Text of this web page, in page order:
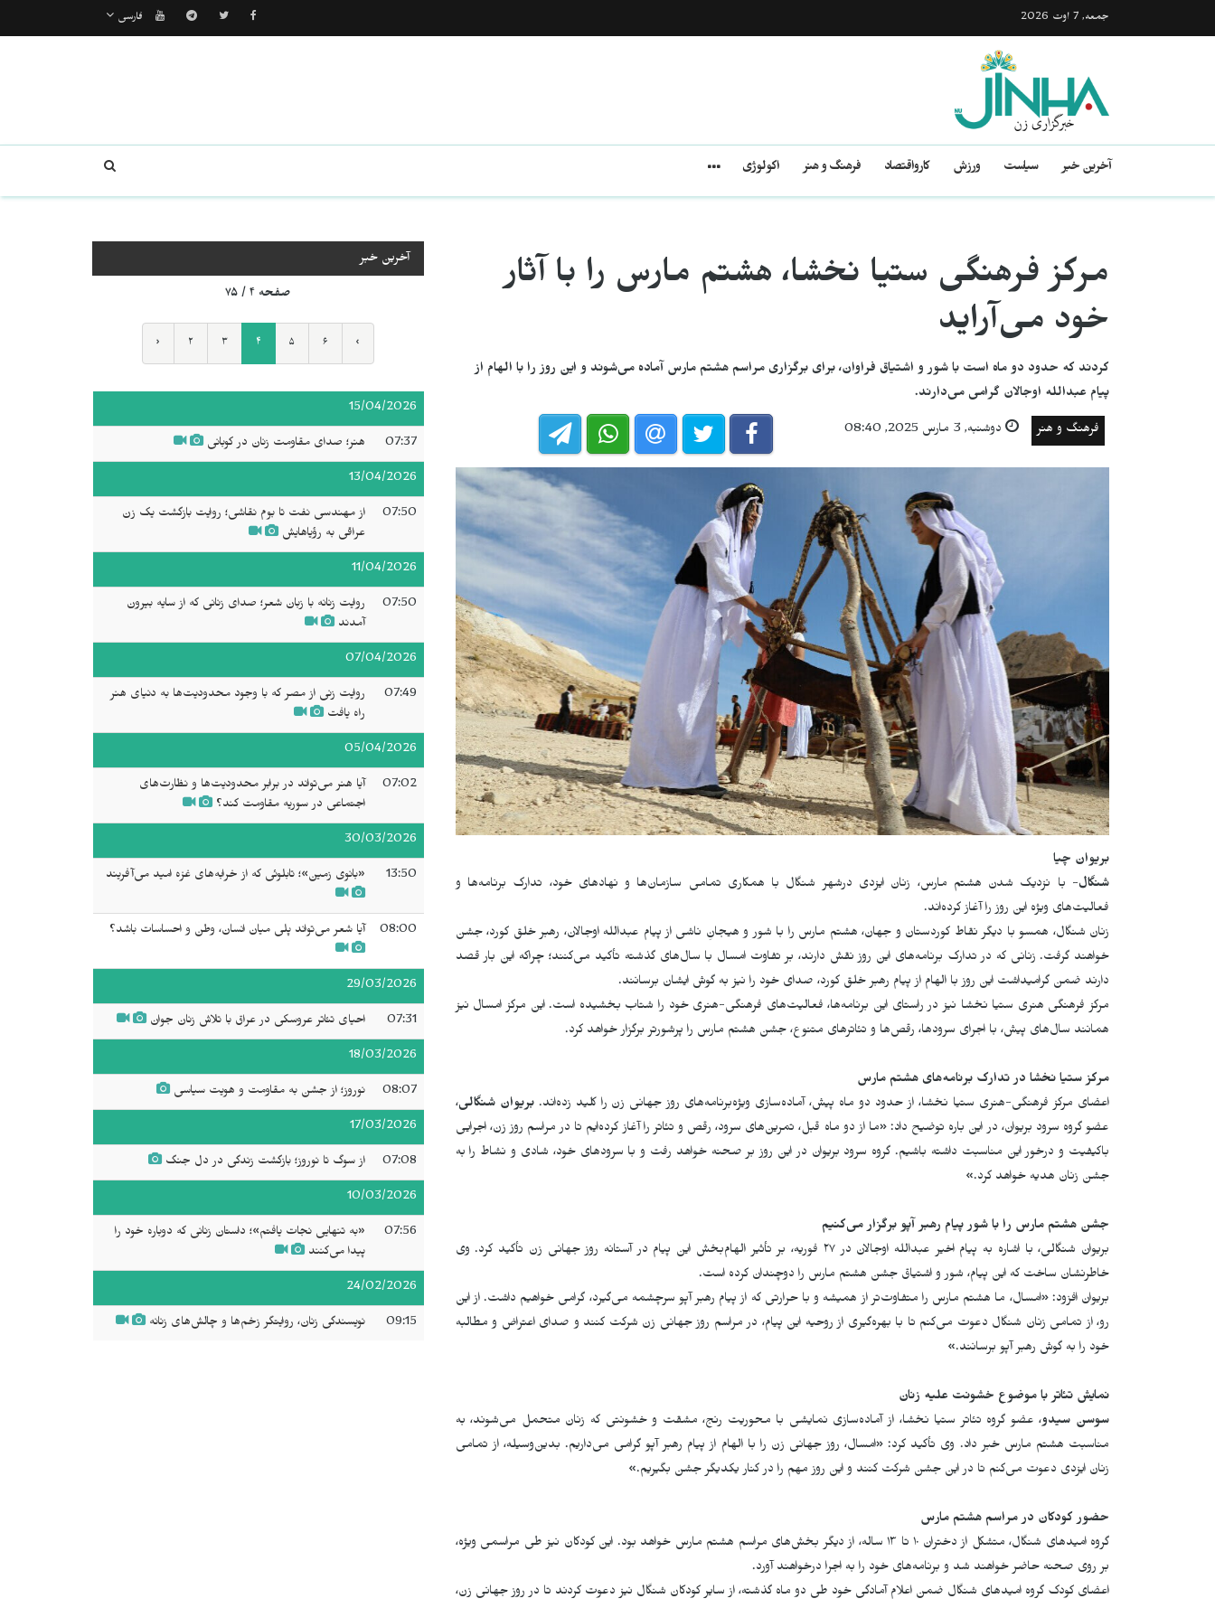
جمعه, 7 اوت 2026 فارسی
آخرین خبر سیاست ورزش کارواقتصاد فرهنگ و هنر اکولوژی
مرکز فرهنگی ستیا نخشا، هشتم مارس را با آثار
خود می‌آراید
کردند که حدود دو ماه است با شور و اشتیاق فراوان، برای برگزاری مراسم هشتم مارس آماده می‌شوند و این روز را با الهام از
پیام عبدالله اوجالان گرامی می‌دارند.
فرهنگ و هنر دوشنبه, 3 مارس 2025, 08:40
بریوان چیا
شنگال- با نزدیک شدن هشتم مارس، زنان ایزدی درشهر شنگال با همکاری تمامی سازمان‌ها و نهادهای خود، تدارک برنامه‌ها و
فعالیت‌های ویژه این روز را آغاز کرده‌اند.
زنان شنگال، همسو با دیگر نقاط کوردستان و جهان، هشتم مارس را با شور و هیجانِ ناشی از پیام عبدالله اوجالان، رهبر خلق کورد، جشن
خواهند گرفت. زنانی که در تدارک برنامه‌های این روز نقش دارند، بر تفاوت امسال با سال‌های گذشته تأکید می‌کنند؛ چراکه این بار قصد
دارند ضمن گرامیداشت این روز با الهام از پیام رهبر خلق کورد، صدای خود را نیز به گوش ایشان برسانند.
مرکز فرهنگی هنری ستیا نخشا نیز در راستای این برنامه‌ها، فعالیت‌های فرهنگی-هنری خود را شتاب بخشیده است. این مرکز امسال نیز
همانند سال‌های پیش، با اجرای سرودها، رقص‌ها و تئاترهای متنوع، جشن هشتم مارس را پرشورتر برگزار خواهد کرد.
مرکز ستیا نخشا در تدارک برنامه‌های هشتم مارس
اعضای مرکز فرهنگی-هنری ستیا نخشا، از حدود دو ماه پیش، آماده‌سازی ویژه‌برنامه‌های روز جهانی زن را کلید زده‌اند.بریوان شنگالی،
عضو گروه سرود بریوان، در این باره توضیح داد:
»ما از دو ماه قبل، تمرین‌های سرود، رقص و تئاتر را آغاز کرده‌ایم تا در مراسم روز زن، اجرایی
باکیفیت و درخور این مناسبت داشته باشیم. گروه سرود بریوان در این روز بر صحنه خواهد رفت و با سرودهای خود، شادی و نشاط را به
جشن زنان هدیه خواهد کرد«.
جشن هشتم مارس را با شور پیام رهبر آپو برگزار می‌کنیم
بریوان شنگالی، با اشاره به پیام اخیر عبدالله اوجالان در ٢٧ فوریه، بر تأثیر الهام‌بخش این پیام در آستانه روز جهانی زن تأکید کرد. وی
خاطرنشان ساخت که این پیام، شور و اشتیاق جشن هشتم مارس را دوچندان کرده است.
بریوان افزود: «امسال، ما هشتم مارس را متفاوت‌تر از همیشه و با حرارتی که از پیام رهبر آپو سرچشمه می‌گیرد، گرامی خواهیم داشت. از این
رو، از تمامی زنان شنگال دعوت می‌کنم تا با بهره‌گیری از روحیه این پیام، در مراسم روز جهانی زن شرکت کنند و صدای اعتراض و مطالبه
خود را به گوش رهبر آپو برسانند.
»
نمایش تئاتر با موضوع خشونت علیه زنان
سوسن سیدو، عضو گروه تئاتر ستیا نخشا، از آماده‌سازی نمایشی با محوریت رنج، مشقت و خشونتی که زنان متحمل می‌شوند، به
مناسبت هشتم مارس خبر داد. وی تأکید کرد:«امسال، روز جهانی زن را با الهام از پیام رهبر آپو گرامی می‌داریم. بدین‌وسیله، از تمامی
زنان ایزدی دعوت می‌کنم تا در این جشن شرکت کنند و این روز مهم را در کنار یکدیگر جشن بگیریم.»
حضور کودکان در مراسم هشتم مارس
گروه امیدهای شنگال، متشکل از دختران ١٠ تا ١٣ ساله، از دیگر بخش‌های مراسم هشتم مارس خواهد بود. این کودکان نیز طی مراسمی ویژه،
بر روی صحنه حاضر خواهند شد و برنامه‌های خود را به اجرا درخواهند آورد.
اعضای کودک گروه امیدهای شنگال ضمن اعلام آمادگی خود طی دو ماه گذشته، از سایر کودکان شنگال نیز دعوت کردند تا در روز جهانی زن،
آخرین خبر
صفحه ۴ / ۷۵
‹ ۲ ۳ ۴ ۵ ۶ ›
15/04/2026
07:37 هنر؛ صدای مقاومت زنان در کوبانی
13/04/2026
07:50
از مهندسی نفت تا بوم نقاشی؛ روایت بازگشت یک زن
عراقی به رؤیاهایش
11/04/2026
07:50
روایت زنانه با زبان شعر؛ صدای زنانی که از سایه بیرون
آمدند
07/04/2026
07:49
روایت زنی از مصر که با وجود محدودیت‌ها به دنیای هنر
راه یافت
05/04/2026
07:02
آیا هنر می‌تواند در برابر محدودیت‌ها و نظارت‌های
اجتماعی در سوریه مقاومت کند؟
30/03/2026
13:50 «بانوی زمین»؛ تابلوئی که از خرابه‌های غزه امید می‌آفریند
08:00 آیا شعر می‌تواند پلی میان انسان، وطن و احساسات باشد؟
29/03/2026
07:31 احیای تئاتر عروسکی در عراق با تلاش زنان جوان
18/03/2026
08:07 نوروز؛ از جشن به مقاومت و هویت سیاسی
17/03/2026
07:08 از سوگ تا نوروز؛ بازگشت زندگی در دل جنگ
10/03/2026
07:56
«به تنهایی نجات یافتم»؛ داستان زنانی که دوباره خود را
پیدا می‌کنند
24/02/2026
09:15 نویسندگی زنان، روایتگر زخم‌ها و چالش‌های زنانه